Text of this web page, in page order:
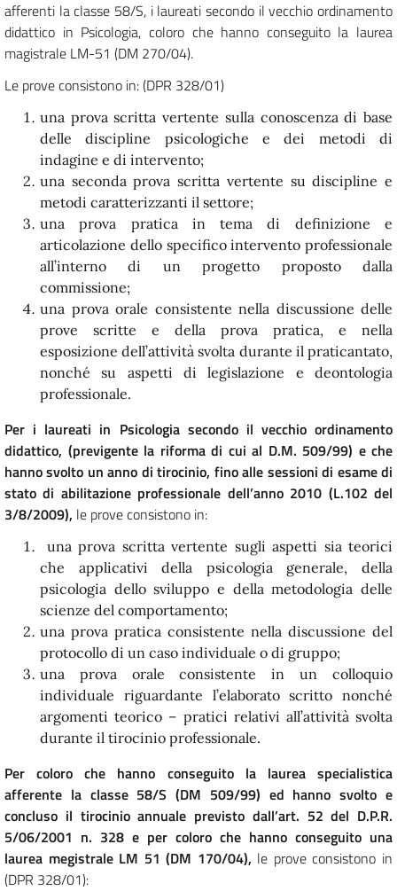
afferenti la classe 58/S, i laureati secondo il vecchio ordinamento
didattico in Psicologia, coloro che hanno conseguito la laurea
magistrale LM-51 (DM 270/04).
Le prove consistono in: (DPR 328/01)
una prova scritta vertente sulla conoscenza di base
delle discipline psicologiche e dei metodi di
indagine e di intervento;
una seconda prova scritta vertente su discipline e
metodi caratterizzanti il settore;
una prova pratica in tema di definizione e
articolazione dello specifico intervento professionale
all’interno di un progetto proposto dalla
commissione;
una prova orale consistente nella discussione delle
prove scritte e della prova pratica, e nella
esposizione dell’attività svolta durante il praticantato,
nonché su aspetti di legislazione e deontologia
professionale.
Per i laureati in Psicologia secondo il vecchio ordinamento
didattico, (previgente la riforma di cui al D.M. 509/99) e che
hanno svolto un anno di tirocinio, fino alle sessioni di esame di
stato di abilitazione professionale dell’anno 2010 (L.102 del
3/8/2009), le prove consistono in:
una prova scritta vertente sugli aspetti sia teorici
che applicativi della psicologia generale, della
psicologia dello sviluppo e della metodologia delle
scienze del comportamento;
una prova pratica consistente nella discussione del
protocollo di un caso individuale o di gruppo;
una prova orale consistente in un colloquio
individuale riguardante l’elaborato scritto nonché
argomenti teorico – pratici relativi all’attività svolta
durante il tirocinio professionale.
Per coloro che hanno conseguito la laurea specialistica
afferente la classe 58/S (DM 509/99) ed hanno svolto e
concluso il tirocinio annuale previsto dall’art. 52 del D.P.R.
5/06/2001 n. 328 e per coloro che hanno conseguito una
laurea megistrale LM 51 (DM 170/04), le prove consistono in
(DPR 328/01):